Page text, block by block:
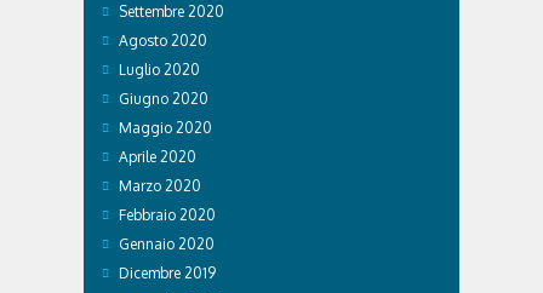
Settembre 2020
Agosto 2020
Luglio 2020
Giugno 2020
Maggio 2020
Aprile 2020
Marzo 2020
Febbraio 2020
Gennaio 2020
Dicembre 2019